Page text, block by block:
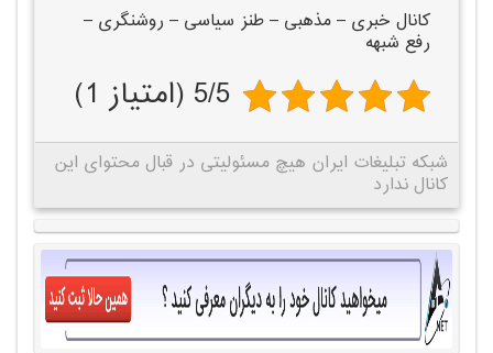
کانال خبری – مذهبی – طنز سیاسی – روشنگری –
رفع شبهه
5/5 (امتیاز 1)
شبکه تبلیغات ایران هیچ مسئولیتی در قبال محتوای این
کانال ندارد